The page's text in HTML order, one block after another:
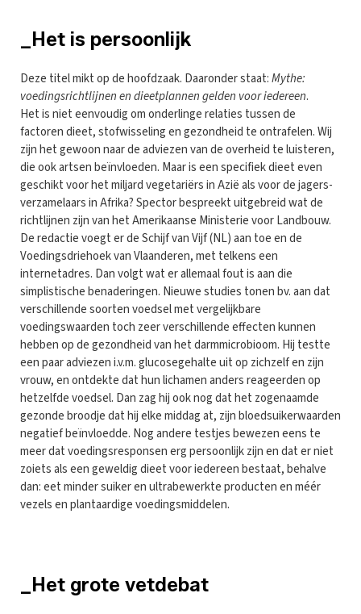
_Het is persoonlijk
Deze titel mikt op de hoofdzaak. Daaronder staat:Mythe:
voedingsrichtlijnen en dieetplannen gelden voor iedereen.
Het is niet eenvoudig om onderlinge relaties tussen de
factoren dieet, stofwisseling en gezondheid te ontrafelen. Wij
zijn het gewoon naar de adviezen van de overheid te luisteren,
die ook artsen beïnvloeden. Maar is een specifiek dieet even
geschikt voor het miljard vegetariërs in Azië als voor de jagers-
verzamelaars in Afrika? Spector bespreekt uitgebreid wat de
richtlijnen zijn van het Amerikaanse Ministerie voor Landbouw.
De redactie voegt er de Schijf van Vijf (NL) aan toe en de
Voedingsdriehoek van Vlaanderen, met telkens een
internetadres. Dan volgt wat er allemaal fout is aan die
simplistische benaderingen. Nieuwe studies tonen bv. aan dat
verschillende soorten voedsel met vergelijkbare
voedingswaarden toch zeer verschillende effecten kunnen
hebben op de gezondheid van het darmmicrobioom. Hij testte
een paar adviezen i.v.m. glucosegehalte uit op zichzelf en zijn
vrouw, en ontdekte dat hun lichamen anders reageerden op
hetzelfde voedsel. Dan zag hij ook nog dat het zogenaamde
gezonde broodje dat hij elke middag at, zijn bloedsuikerwaarden
negatief beïnvloedde. Nog andere testjes bewezen eens te
meer dat voedingsresponsen erg persoonlijk zijn en dat er niet
zoiets als een geweldig dieet voor iedereen bestaat, behalve
dan: eet minder suiker en ultrabewerkte producten en méér
vezels en plantaardige voedingsmiddelen.
_Het grote vetdebat